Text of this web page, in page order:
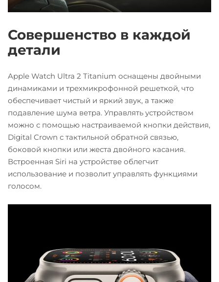
Совершенство в каждой
детали
Apple Watch Ultra 2 Titanium оснащены двойными
динамиками и трехмикрофонной решеткой, что
обеспечивает чистый и яркий звук, а также
подавление шума ветра. Управлять устройством
можно с помощью настраиваемой кнопки действия,
Digital Crown с тактильной обратной связью,
боковой кнопки или жеста двойного касания.
Встроенная Siri на устройстве облегчит
использование и позволит управлять функциями
голосом.